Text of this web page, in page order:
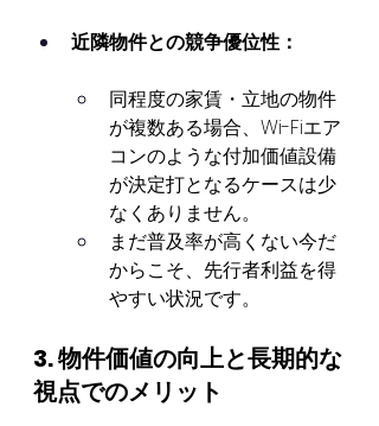
近隣物件との競争優位性：
同程度の家賃・立地の物件
が複数ある場合、Wi-Fiエア
コンのような付加価値設備
が決定打となるケースは少
なくありません。
まだ普及率が高くない今だ
からこそ、先行者利益を得
やすい状況です。
3. 物件価値の向上と長期的な
視点でのメリット